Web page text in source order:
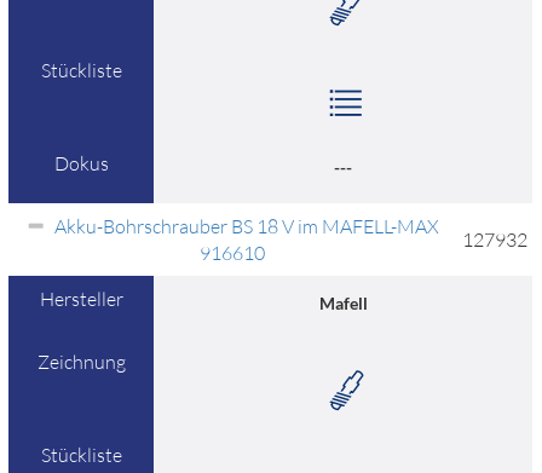
Stückliste
Dokus ---
Akku-Bohrschrauber BS 18 V im MAFELL-MAX
916610
127932
Hersteller Mafell
Zeichnung
Stückliste